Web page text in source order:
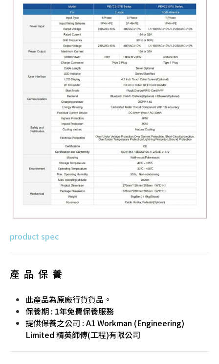
product spec
產品保養
此產品為原廠行貨貨品。
保養期 : 1年免費保養服務
提供保養之公司 : A1 Workman (Engineering)
Limited 精英師傅(工程)有限公司